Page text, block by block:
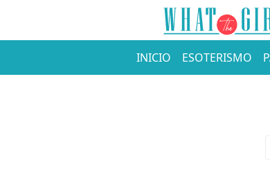
INICIO ESOTERISMO